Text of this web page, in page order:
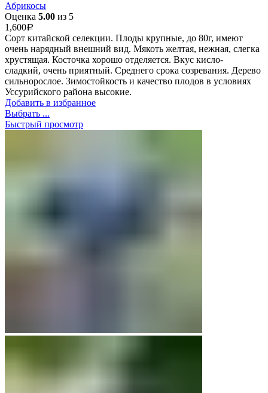
Абрикосы
Оценка 5.00 из 5
1,600Р
Сорт китайской селекции. Плоды крупные, до 80г, имеют
очень нарядный внешний вид. Мякоть желтая, нежная, слегка
хрустящая. Косточка хорошо отделяется. Вкус кисло-
сладкий, очень приятный. Среднего срока созревания. Дерево
сильнорослое. Зимостойкость и качество плодов в условиях
Уссурийского района высокие.
Добавить в избранное
Выбрать ...
Быстрый просмотр